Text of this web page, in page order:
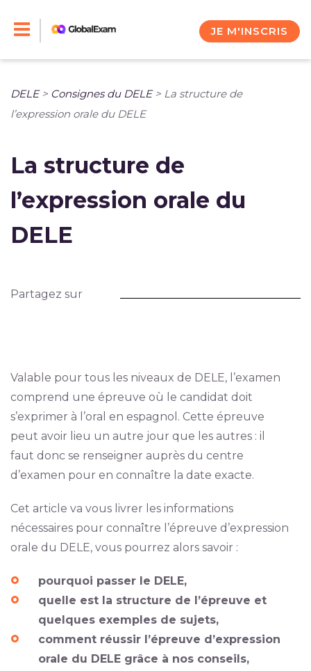
JE M'INSCRIS
DELE> Consignes du DELE> La structure de
l’expression orale du DELE
La structure de
l’expression orale du
DELE
Partagez sur
Valable pour tous les niveaux de DELE, l’examen
comprend une épreuve où le candidat doit
s’exprimer à l’oral en espagnol. Cette épreuve
peut avoir lieu un autre jour que les autres : il
faut donc se renseigner auprès du centre
d’examen pour en connaître la date exacte.
Cet article va vous livrer les informations
nécessaires pour connaître l’épreuve d’expression
orale du DELE, vous pourrez alors savoir :
pourquoi passer le DELE,
quelle est la structure de l’épreuve et
quelques exemples de sujets,
comment réussir l’épreuve d’expression
orale du DELE grâce à nos conseils,